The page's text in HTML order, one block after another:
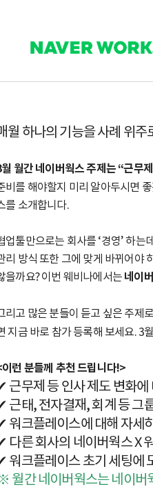
월 하나의 기능을 사례 위
월간 네이버웍스 주제는 “근무
비를 해야할지 미리 알아두시면
를 소개합니다.
업툴만으로는 회사를 ‘경영’ 하는
리 방식 또한 그에 맞게 바뀌어야
을까요? 이번 웨비나에서는 네이
리고 많은 분들이 듣고 싶은 주제
지금 바로 참가 등록해 보세요. 3
런 분들께 추천 드립니다!>
근무제 등 인사 제도 변화
근태, 전자결재, 회계 등 그
워크플레이스에 대해 자세
다른 회사의 네이버웍스 X
워크플레이스 초기 세팅에
월간 네이버웍스는 네이버